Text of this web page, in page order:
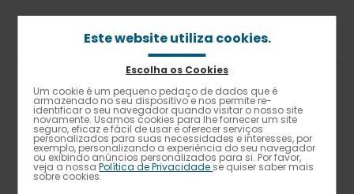
para
Alto contraste
Navegação
estrutural
Home Carreira
Ofertas de emprego
COZINHEIRO (M/F) | BRAGA
PUBLISHED ON 30 JUN. 2026
Elior
Este website utiliza cookies.
Escolha os Cookies
Um cookie é um pequeno pedaço de dados que é
armazenado no seu dispositivo e nos permite re-
identificar o seu navegador quando visitar o nosso site
novamente. Usamos cookies para lhe fornecer um site
seguro, eficaz e fácil de usar e oferecer serviços
personalizados para suas necessidades e interesses, por
exemplo, personalizando a experiência do seu navegador
ou exibindo anúncios personalizados para si. Por favor,
veja a nossaPolítica de Privacidade se quiser saber mais
sobre cookies.